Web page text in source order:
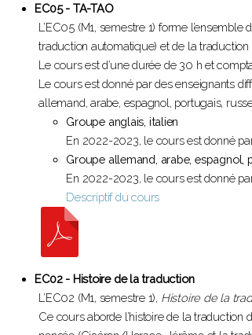
EC05 - TA-TAO
L’EC05 (M1, semestre 1) forme
traduction automatique) et de la traduction
Le cours est d’une durée de 30 h et
Le cours est donné par des enseignants
allemand, arabe, espagnol, portugais,
Groupe anglais, italien
En 2022-2023, le cours est donné
Groupe allemand, arabe, espagnol,
En 2022-2023, le cours est donné
Descriptif du cours
EC02 - Histoire de la traduction
L’EC02 (M1, semestre 1), Histoire de la
Ce cours aborde l’histoire de la traduction